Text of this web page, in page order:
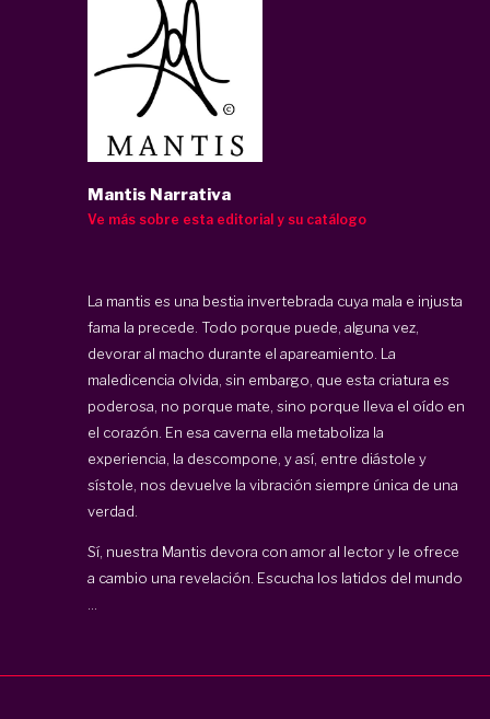
Mantis Narrativa
Ve más sobre esta editorial y su catálogo
La mantis es una bestia invertebrada cuya mala e injusta
fama la precede. Todo porque puede, alguna vez,
devorar al macho durante el apareamiento. La
maledicencia olvida, sin embargo, que esta criatura es
poderosa, no porque mate, sino porque lleva el oído en
el corazón. En esa caverna ella metaboliza la
experiencia, la descompone, y así, entre diástole y
sístole, nos devuelve la vibración siempre única de una
verdad.
Sí, nuestra Mantis devora con amor al lector y le ofrece
a cambio una revelación. Escucha los latidos del mundo